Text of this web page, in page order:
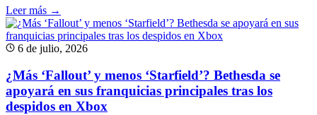
Leer más →
6 de julio, 2026
¿Más ‘Fallout’ y menos ‘Starfield’? Bethesda se
apoyará en sus franquicias principales tras los
despidos en Xbox